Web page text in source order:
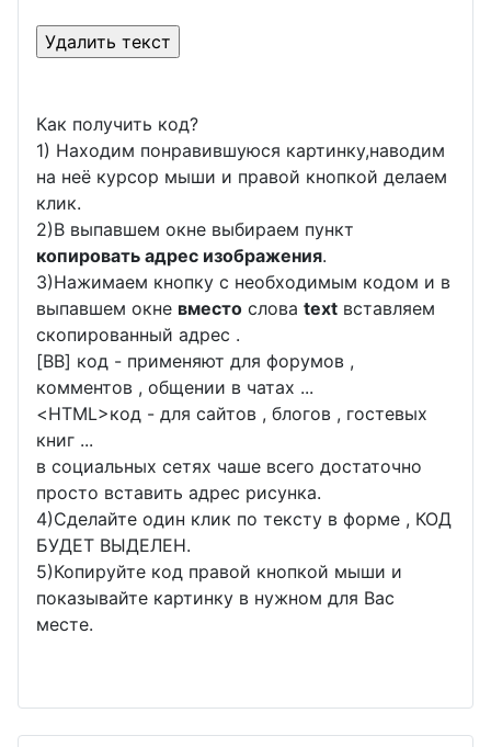
Как получить код?
1) Находим понравившуюся картинку,наводим
на неё курсор мыши и правой кнопкой делаем
клик.
2)В выпавшем окне выбираем пункт
копировать адрес изображения.
3)Нажимаем кнопку с необходимым кодом и в
выпавшем окне вместо слова text вставляем
скопированный адрес .
[BB] код - применяют для форумов ,
комментов , общении в чатах ...
<HTML>код - для сайтов , блогов , гостевых
книг ...
в социальных сетях чаше всего достаточно
просто вставить адрес рисунка.
4)Сделайте один клик по тексту в форме , КОД
БУДЕТ ВЫДЕЛЕН.
5)Копируйте код правой кнопкой мыши и
показывайте картинку в нужном для Вас
месте.